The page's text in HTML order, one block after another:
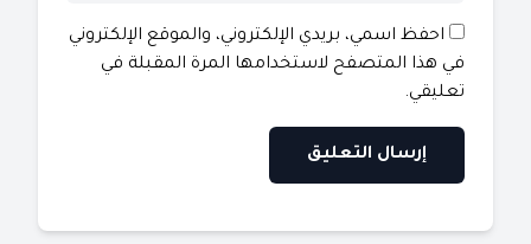
احفظ اسمي، بريدي الإلكتروني، والموقع الإلكتروني
في هذا المتصفح لاستخدامها المرة المقبلة في
تعليقي.